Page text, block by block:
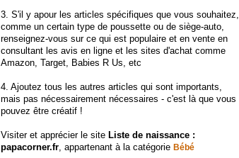
3. S'il y apour les articles spécifiques que vous souhaitez,
comme un certain type de poussette ou de siège-auto,
renseignez-vous sur ce qui est populaire et en vente en
consultant les avis en ligne et les sites d'achat comme
Amazon, Target, Babies R Us, etc
4. Ajoutez tous les autres articles qui sont importants,
mais pas nécessairement nécessaires - c'est là que vous
pouvez être créatif !
Visiter et apprécier le site Liste de naissance :
papacorner.fr, appartenant à la catégorie Bébé